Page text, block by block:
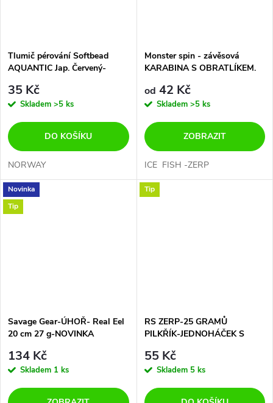
Tlumič pérování Softbead
AQUANTIC Jap. Červený-
35 Kč
Skladem >5 ks
DO KOŠÍKU
NORWAY
Monster spin - závěsová
KARABINA S OBRATLÍKEM.
od 42 Kč
Skladem >5 ks
ZOBRAZIT
ICE FISH -ZERP
Novinka
Tip
Savage Gear-ÚHOŘ- Real Eel
20 cm 27 g-NOVINKA
134 Kč
Skladem 1 ks
Tip
RS ZERP-25 GRAMŮ
PILKŘÍK-JEDNOHÁČEK S
55 Kč
Skladem 5 ks